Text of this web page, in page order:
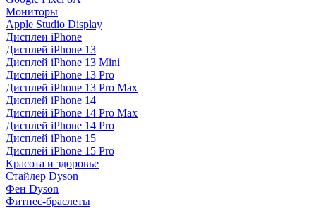
Мониторы
Apple Studio Display
Дисплеи iPhone
Дисплей iPhone 13
Дисплей iPhone 13 Mini
Дисплей iPhone 13 Pro
Дисплей iPhone 13 Pro Max
Дисплей iPhone 14
Дисплей iPhone 14 Pro Max
Дисплей iPhone 14 Pro
Дисплей iPhone 15
Дисплей iPhone 15 Pro
Красота и здоровье
Стайлер Dyson
Фен Dyson
Фитнес-браслеты